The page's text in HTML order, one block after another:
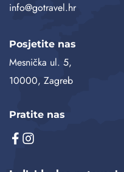
info@gotravel.hr
Posjetite nas
Mesnička ul. 5,
10000, Zagreb
Pratite nas